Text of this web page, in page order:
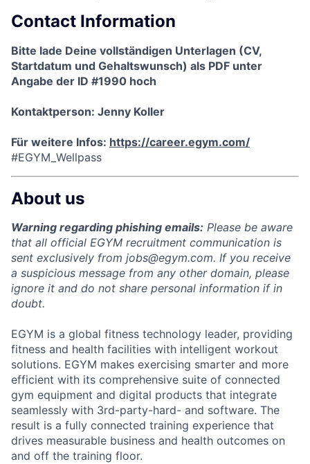
Contact Information
Bitte lade Deine vollständigen Unterlagen (CV,
Startdatum und Gehaltswunsch) als PDF unter
Angabe der ID #1990 hoch
Kontaktperson: Jenny Koller
Für weitere Infos: https://career.egym.com/
#EGYM_Wellpass
About us
Warning regarding phishing emails: Please be aware
that all official EGYM recruitment communication is
sent exclusively from jobs@egym.com. If you receive
a suspicious message from any other domain, please
ignore it and do not share personal information if in
doubt.
EGYM is a global fitness technology leader, providing
fitness and health facilities with intelligent workout
solutions. EGYM makes exercising smarter and more
efficient with its comprehensive suite of connected
gym equipment and digital products that integrate
seamlessly with 3rd-party-hard- and software. The
result is a fully connected training experience that
drives measurable business and health outcomes on
and off the training floor.